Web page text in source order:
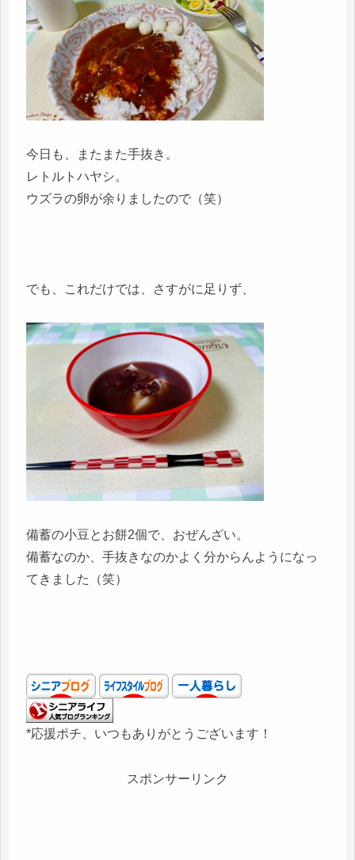
今日も、またまた手抜き。
レトルトハヤシ。
ウズラの卵が余りましたので（笑）
でも、これだけでは、さすがに足りず、
備蓄の小豆とお餅2個で、おぜんざい。
備蓄なのか、手抜きなのかよく分からんようになっ
てきました（笑）
*応援ポチ、いつもありがとうございます！
スポンサーリンク